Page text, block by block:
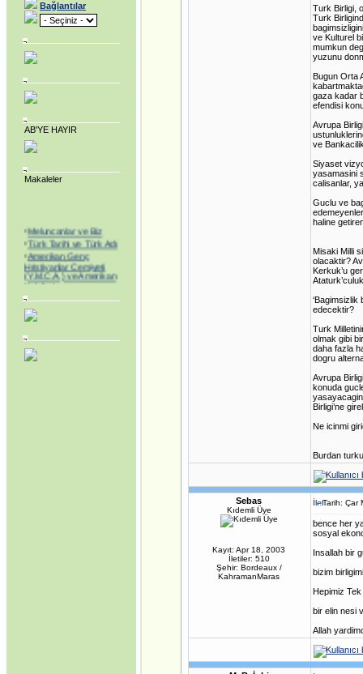
Bağlantılar
AB'YE HAYIR
Makaleler
·Meluncanlar ve Biz
·Türk Tarihi ve Türk Adı
Amerikan Genç
Hristiyanlar Cemiyeti
(Y.M.C.A.) ve Amerikan
Kolejleri
MECLİS’TEN
GEÇİRİLEREK
TÜRKİYE YENİ BİR
BAŞLAMAK
MECBURİYETİNDE
BIRAKILDI!
Turk Birligi,
Turk
ve Kulturel
mumkun
yuzunu
Bugun Orta
gaza kadar
efendisi
Avrupa
ve
Siyaset
yasamasini
calisanlar,
Guclu ve
haline
Misaki Milli
olacaktir?
Kerkuk’u
edecektir?
Turk
olmak gibi
daha fazla
dogru
Avrupa
konuda
Birligi’ne
Ne icinmi
Burdan
Sebas
Kıdemli Üye
Kayıt: Apr 18, 2003
İletiler: 510
Şehir: Bordeaux /
KahramanMaras
Tarih: Çar
bence her
sosyal
Insallah bir
bizim
Hepimiz
bir elin nesi
Allah